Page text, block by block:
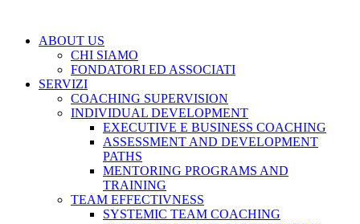
ABOUT US
CHI SIAMO
FONDATORI ED ASSOCIATI
SERVIZI
COACHING SUPERVISION
INDIVIDUAL DEVELOPMENT
EXECUTIVE E BUSINESS COACHING
ASSESSMENT AND DEVELOPMENT
PATHS
MENTORING PROGRAMS AND
TRAINING
TEAM EFFECTIVNESS
SYSTEMIC TEAM COACHING